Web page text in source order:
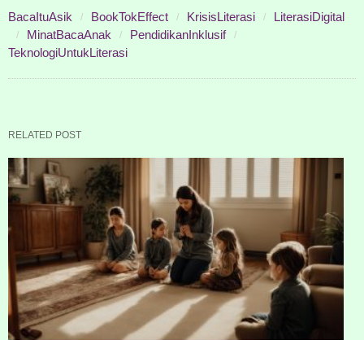
BacaItuAsik BookTokEffect KrisisLiterasi
LiterasiDigital
MinatBacaAnak
PendidikanInklusif
TeknologiUntukLiterasi
RELATED POST